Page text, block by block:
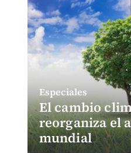
El cambio
reorganiza el
mundial
Especiales